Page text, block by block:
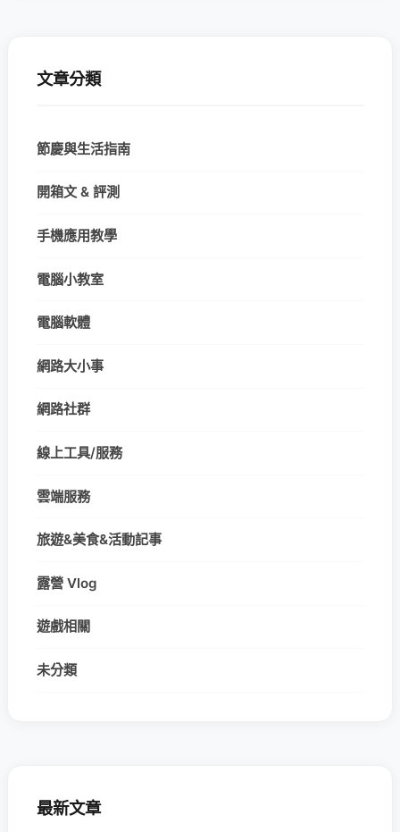
文章分類
節慶與生活指南
開箱文 & 評測
手機應用教學
電腦小教室
電腦軟體
網路大小事
網路社群
線上工具/服務
雲端服務
旅遊&美食&活動記事
露營 Vlog
遊戲相關
未分類
最新文章